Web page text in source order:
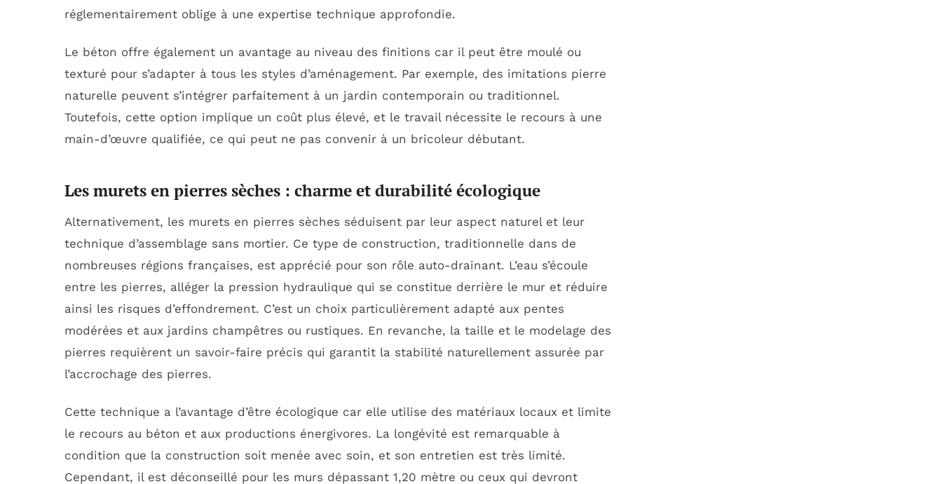
réglementairement oblige à une expertise technique approfondie.
Le béton offre également un avantage au niveau des finitions car il peut être moulé ou
texturé pour s’adapter à tous les styles d’aménagement. Par exemple, des imitations pierre
naturelle peuvent s’intégrer parfaitement à un jardin contemporain ou traditionnel.
Toutefois, cette option implique un coût plus élevé, et le travail nécessite le recours à une
main-d’œuvre qualifiée, ce qui peut ne pas convenir à un bricoleur débutant.
Les murets en pierres sèches : charme et durabilité écologique
Alternativement, les murets en pierres sèches séduisent par leur aspect naturel et leur
technique d’assemblage sans mortier. Ce type de construction, traditionnelle dans de
nombreuses régions françaises, est apprécié pour son rôle auto-drainant. L’eau s’écoule
entre les pierres, alléger la pression hydraulique qui se constitue derrière le mur et réduire
ainsi les risques d’effondrement. C’est un choix particulièrement adapté aux pentes
modérées et aux jardins champêtres ou rustiques. En revanche, la taille et le modelage des
pierres requièrent un savoir-faire précis qui garantit la stabilité naturellement assurée par
l’accrochage des pierres.
Cette technique a l’avantage d’être écologique car elle utilise des matériaux locaux et limite
le recours au béton et aux productions énergivores. La longévité est remarquable à
condition que la construction soit menée avec soin, et son entretien est très limité.
Cependant, il est déconseillé pour les murs dépassant 1,20 mètre ou ceux qui devront